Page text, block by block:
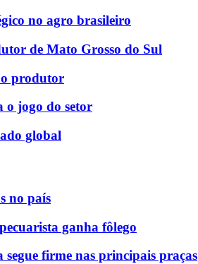
no agro brasileiro
de Mato Grosso do Sul
produtor
o jogo do setor
global
no país
ganha fôlego
firme nas principais praças